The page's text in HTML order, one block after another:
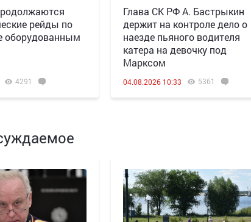
рейды по
оборудованным
4291
Глава СК РФ А. Бастрыкин
держит на контроле дело о
наезде пьяного водителя
катера на девочку под
Марксом
04.08.2026 10:33 5361